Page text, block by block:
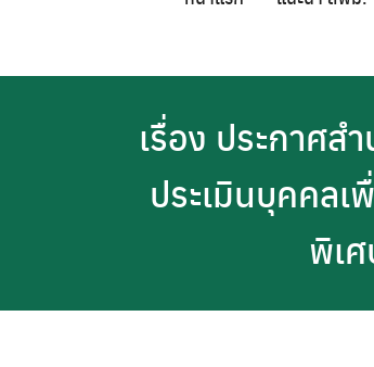
เรื่อง ประกาศ
ประเมินบุคคลเ
พิเ